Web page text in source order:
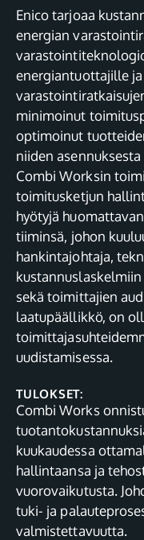
Enico tarjoaa
energian
energiantuottajille
minimoinut
optimoinut
niiden
Combi Worksin
toimitusketjun
hyötyjä
tiiminsä, johon
hankintajohtaja,
sekä toimittajien
laatupäällikkö, on
uudistamisessa.
TULOKSET:
Combi Works
kuukaudessa
hallintaansa ja
vuorovaikutusta.
tuki- ja
valmistettavuutta.